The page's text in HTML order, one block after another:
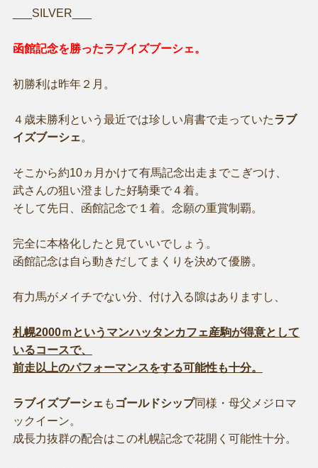
___SILVER___
函館記念を勝ったラブイズブーシェ。
初勝利は昨年２月。
４歳未勝利という最近では珍しい肩書で走っていたラブ
イズブーシェ。
そこから約10ヵ月かけて有馬記念出走までこぎつけ、
武さんの狙い澄ました好騎乗で４着。
そして先日、函館記念で１着。念願の重賞制覇。
完全に本格化したと見ていいでしょう。
函館記念は自ら動きだしてまくりを決めて優勝。
有力馬がメイチでない分、付け入る隙はありますし、
札幌2000ｍというマンハッタンカフェ産駒が得意として
いるコースで、
前走以上のパフォーマンスをする可能性も十分。
ラブイズブーシェ も ゴールドシップ同様・母父メジロマ
ックイーン。
成長力抜群の配合はこの札幌記念で花開く可能性十分。